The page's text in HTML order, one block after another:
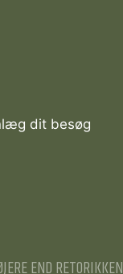
dit besøg
END RETORIKKEN